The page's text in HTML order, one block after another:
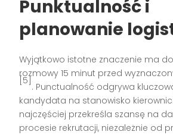
Punktualność i
planowanie
Wyjątkowo istotne znaczenie ma
rozmowy 15 minut przed
[5]
. Punctualność odgrywa
kandydata na stanowisko
najczęściej przekreśla szansę na
procesie rekrutacji, niezależnie od